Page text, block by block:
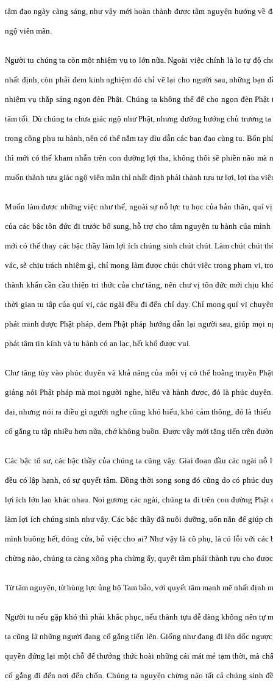
tâm đạo ngày càng sáng, như vậy mới hoàn thành được tâm nguyện hướng về
ngộ viên mãn.
Người tu chúng ta còn một nhiệm vụ to lớn nữa. Ngoài việc chính là lo tự độ
nhất định, còn phải đem kinh nghiệm đó chỉ vẽ lại cho người sau, những bạn
nhiệm vụ thắp sáng ngọn đèn Phật. Chúng ta không thể để cho ngọn đèn
tăm tối. Dù chúng ta chưa giác ngộ như Phật, nhưng đường hướng chủ trương
trong công phu tu hành, nên có thể nắm tay dìu dẫn các bạn đạo cùng tu. Bổn
thì mới có thể kham nhẫn trên con đường lợi tha, không thôi sẽ phiền não mà
muốn thành tựu giác ngộ viên mãn thì nhất định phải thành tựu tự lợi, lợi tha
Muốn làm được những việc như thế, ngoài sự nỗ lực tu học của bản thân, quí
của các bậc tôn đức đi trước bổ sung, hỗ trợ cho tâm nguyện tu hành của
mới có thể thay các bậc thầy làm lợi ích chúng sinh chút chút. Làm chút chút
vác, sẽ chịu trách nhiệm gì, chỉ mong làm được chút chút việc trong phạm vi,
thành khẩn cần cầu thiện tri thức của chư tăng, nên chư vị tôn đức mới chịu
thời gian tu tập của quí vị, các ngài đều đi đến chỉ dạy. Chỉ mong quí vị
phát minh được Phật pháp, đem Phật pháp hướng dẫn lại người sau, giúp mọi
phát tâm tin kính và tu hành có an lạc, hết khổ được vui.
Chư tăng tùy vào phúc duyên và khả năng của mỗi vị có thể hoằng truyền
giảng nói Phật pháp mà mọi người nghe, hiểu và hành được, đó là phúc
dai, nhưng nói ra điều gì người nghe cũng khó hiểu, khó cảm thông, đó là
cố gắng tu tập nhiều hơn nữa, chớ không buồn. Được vậy mới tăng tiến trên
Các bậc tổ sư, các bậc thầy của chúng ta cũng vậy. Giai đoạn đầu các ngài
đều có lập hạnh, có sự quyết tâm. Đồng thời song song đó cũng do có phúc
lợi ích lớn lao khác nhau. Noi gương các ngài, chúng ta đi trên con đường Phật
làm lợi ích chúng sinh như vậy. Các bậc thầy đã nuôi dưỡng, uốn nắn để giúp
mình buông hết, đóng cửa, bỏ việc cho ai? Như vậy là cô phụ, là có lỗi với các
chừng nào, chúng ta càng xông pha chừng ấy, quyết tâm phải thành tựu cho
Từ tâm nguyện, từ hùng lực ủng hộ Tam bảo, với quyết tâm mạnh mẽ nhất định
Người tu nếu gặp khó thì phải khắc phục, nếu thành tựu dễ dàng không nên tự
ta cũng là những người đang cố gắng tiến lên. Giống như đang đi lên dốc
quyền đứng lại một chỗ để thưởng thức hoài những cái mát mẻ tạm thời, mà
cố gắng đi đến nơi đến chốn. Chúng ta nguyện chừng nào tất cả chúng sinh